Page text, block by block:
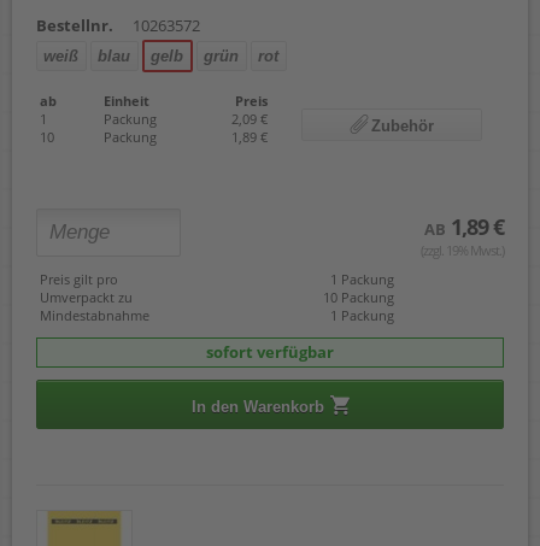
Bestellnr.
10263572
weiß blau gelb grün rot
ab Einheit
Preis
1
Packung
2,09 €
10
Packung 1,89 €
Zubehör
AB 1,89 €
(zzgl. 19% Mwst.)
Preis gilt pro
1 Packung
Umverpackt zu
10 Packung
Mindestabnahme
1 Packung
sofort verfügbar
In den Warenkorb